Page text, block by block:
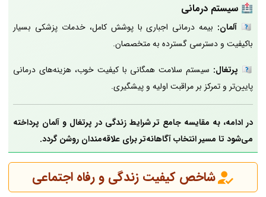
🏥 سیستم درمانی
🇩🇪 آلمان: بیمه درمانی اجباری با پوشش کامل، خدمات پزشکی بسیار
باکیفیت و دسترسی گسترده به متخصصان.
🇵🇹 پرتغال: سیستم سلامت همگانی با کیفیت خوب، هزینه‌های درمانی
پایین‌تر و تمرکز بر مراقبت اولیه و پیشگیری.
در ادامه، به مقایسه جامع تر شرایط زندگی در پرتغال و آلمان پرداخته
می‌شود تا مسیر انتخاب آگاهانه‌تر برای علاقه‌مندان روشن گردد.
شاخص کیفیت زندگی و رفاه اجتماعی